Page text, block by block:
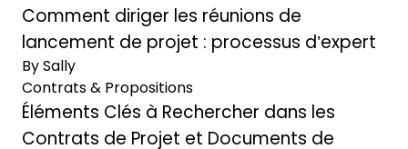
Comment diriger les réunions de
lancement de projet : processus d’expert
By Sally
Contrats & Propositions
Éléments Clés à Rechercher dans les
Contrats de Projet et Documents de